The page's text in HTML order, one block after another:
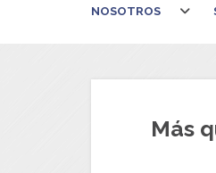
NOSOTROS
Más